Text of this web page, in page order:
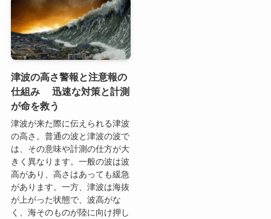
津波の高さ警報と注意報の
仕組み 迅速な対策と計測
が命を救う
津波が来た際に伝えられる津波
の高さ。普通の波と津波の波で
は、その意味や計測の仕方が大
きく異なります。一般の波は波
高があり、高さはあっても緩急
があります。一方、津波は海抜
が上がった状態で、波高がな
く、海そのものが陸に向け押し